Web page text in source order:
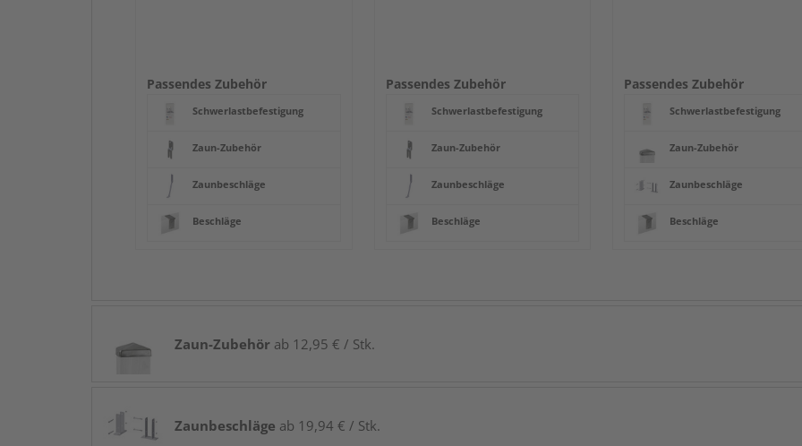
Passendes Zubehör
Schwerlastbefestigung
Zaun-Zubehör
Zaunbeschläge
Beschläge
Passendes Zubehör
Schwerlastbefestigung
Zaun-Zubehör
Zaunbeschläge
Beschläge
Passendes Zubehör
Schwerlastbefestigung
Zaun-Zubehör
Zaunbeschläge
Beschläge
Zaun-Zubehör ab 12,95 € / Stk.
Zaunbeschläge ab 19,94 € / Stk.